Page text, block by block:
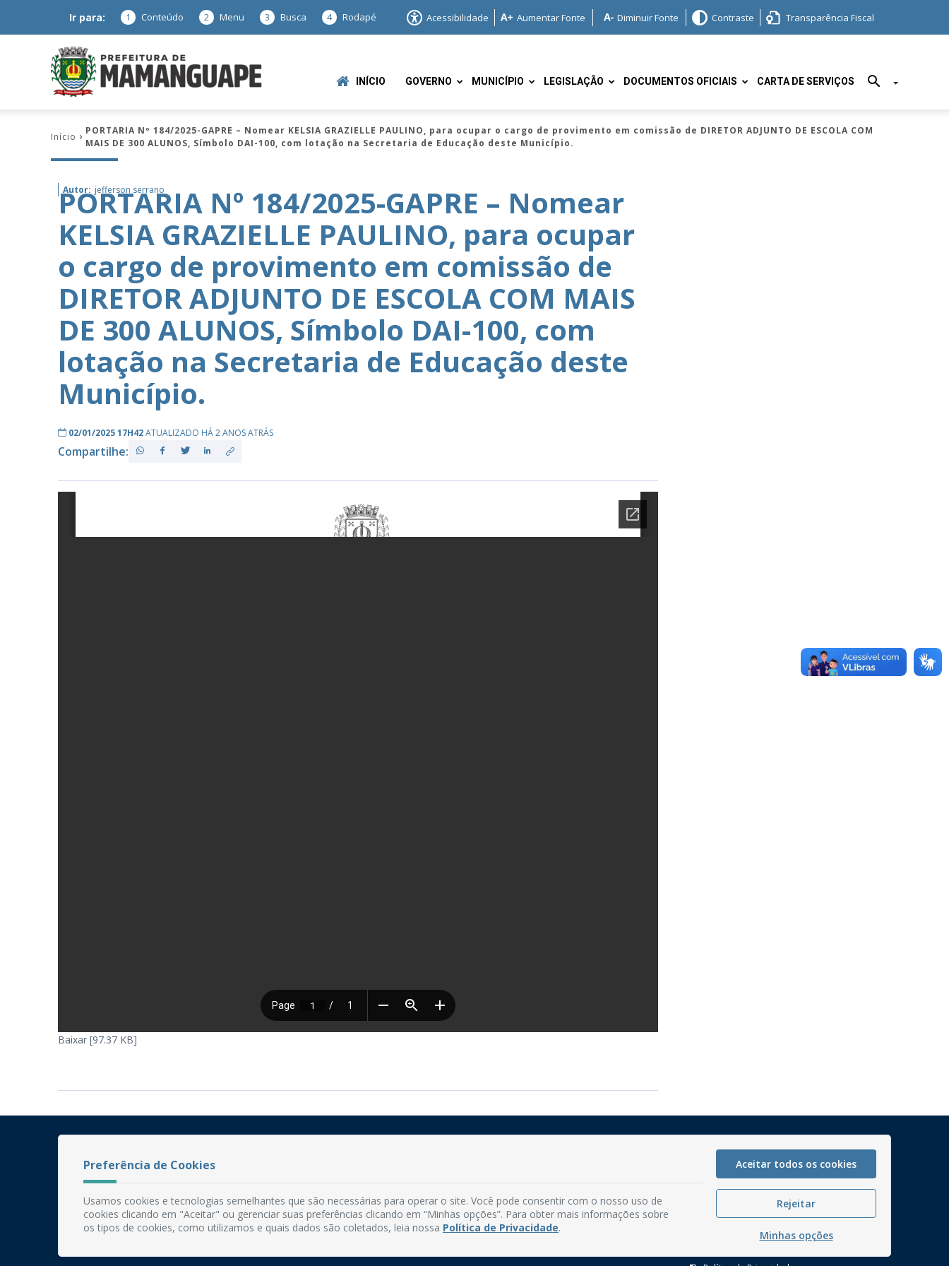
Ir para: 1 Conteúdo 2 Menu 3 Busca 4 Rodapé Acessibilidade Aumentar Fonte Diminuir Fonte Contraste Transparência Fiscal
de
PB
INÍCIO GOVERNO MUNICÍPIO LEGISLAÇÃO DOCUMENTOS OFICIAIS CARTA DE SERVIÇOS
Início
PORTARIA Nº 184/2025-GAPRE – Nomear KELSIA GRAZIELLE PAULINO, para ocupar o cargo de provimento em comissão de DIRETOR ADJUNTO DE ESCOLA COM
MAIS DE 300 ALUNOS, Símbolo DAI-100, com lotação na Secretaria de Educação deste Município.
Autor: jefferson serrano
PORTARIA Nº 184/2025-GAPRE – Nomear
KELSIA GRAZIELLE PAULINO, para ocupar
o cargo de provimento em comissão de
DIRETOR ADJUNTO DE ESCOLA COM MAIS
DE 300 ALUNOS, Símbolo DAI-100, com
lotação na Secretaria de Educação deste
Município.
02/01/2025 17H42ATUALIZADO HÁ 2 ANOS ATRÁS
Compartilhe:
Baixar [97.37 KB]
Fone: (83) 3292-2246
Email: comunicacao@mamanguape.pb.gov.br
Expediente: Segunda à Sexta, das 08h às 13h
Perguntas frequentes
Preferência de Cookies
Usamos cookies e tecnologias semelhantes que são necessárias para operar o site. Você pode consentir com o nosso uso de
cookies clicando em "Aceitar" ou gerenciar suas preferências clicando em “Minhas opções”. Para obter mais informações sobre
os tipos de cookies, como utilizamos e quais dados são coletados, leia nossa Política de Privacidade.
Aceitar todos os cookies
Rejeitar
Minhas opções